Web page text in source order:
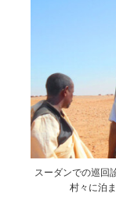
スーダンでの巡回
村々に泊